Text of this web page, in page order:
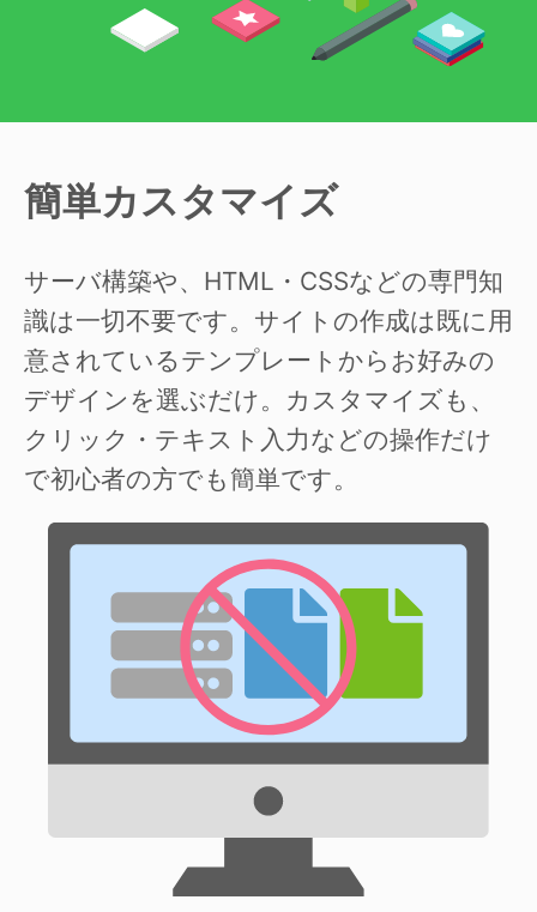
簡単カスタマイズ
サーバ構築や、HTML・CSSなどの専門知
識は一切不要です。サイトの作成は既に用
意されているテンプレートからお好みの
デザインを選ぶだけ。カスタマイズも、
クリック・テキスト入力などの操作だけ
で初心者の方でも簡単です。